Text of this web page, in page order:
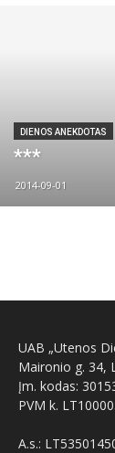
DIENOS ANEKDOTAS
***
2014-09-01
UAB „Utenos
Maironio g. 34,
Įm. kodas:
PVM k.
A.s.: